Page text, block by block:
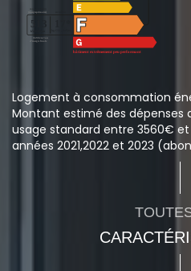
Logement à consommation
Montant estimé des dépenses
usage standard entre 3560€ et
années 2021,2022 et 2023